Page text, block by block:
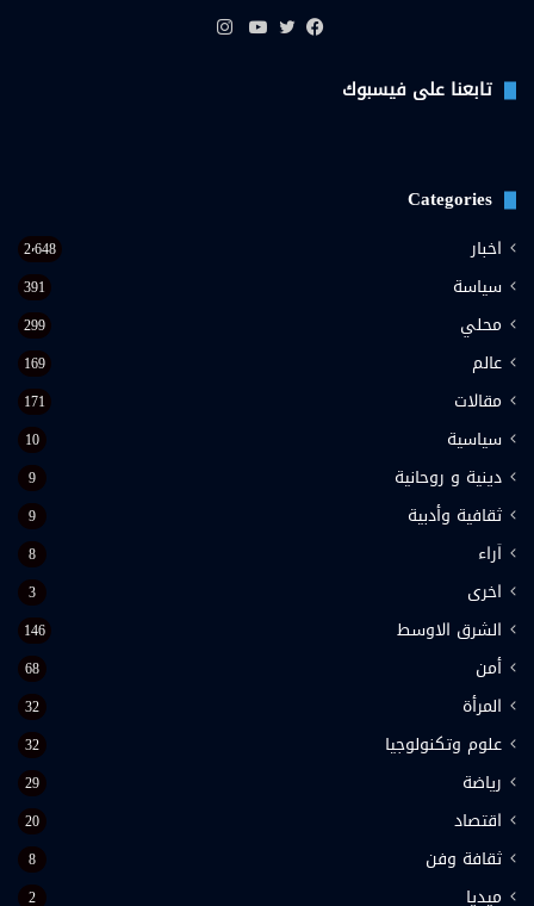
تابعنا على فيسبوك
Categories
اخبار 2٬648
سياسة 391
محلي 299
عالم 169
مقالات 171
سياسية 10
دينية و روحانية 9
ثقافية وأدبية 9
اَراء 8
اخرى 3
الشرق الاوسط 146
أمن 68
المرأة 32
علوم وتكنولوجيا 32
رياضة 29
اقتصاد 20
ثقافة وفن 8
ميديا 2